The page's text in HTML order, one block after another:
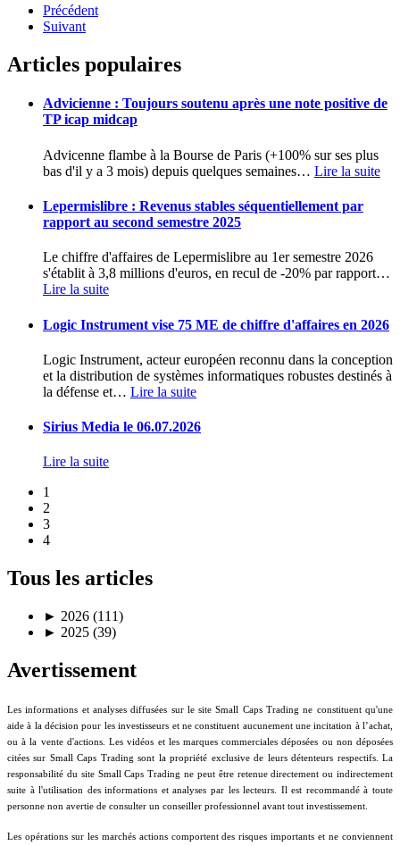
Précédent
Suivant
Articles populaires
Advicienne : Toujours soutenu après une note positive de
TP icap midcap
Advicenne flambe à la Bourse de Paris (+100% sur ses plus
bas d'il y a 3 mois) depuis quelques semaines… Lire la suite
Lepermislibre : Revenus stables séquentiellement par
rapport au second semestre 2025
Le chiffre d'affaires de Lepermislibre au 1er semestre 2026
s'établit à 3,8 millions d'euros, en recul de -20% par rapport…
Lire la suite
Logic Instrument vise 75 ME de chiffre d'affaires en 2026
Logic Instrument, acteur européen reconnu dans la conception
et la distribution de systèmes informatiques robustes destinés à
la défense et… Lire la suite
Sirius Media le 06.07.2026
Lire la suite
1
2
3
4
Tous les articles
► 2026 (111)
► 2025 (39)
Avertissement
Les informations et analyses diffusées sur le site Small Caps Trading ne constituent qu'une
aide à la décision pour les investisseurs et ne constituent aucunement une incitation à l’achat,
ou à la vente d'actions. Les vidéos et les marques commerciales déposées ou non déposées
citées sur Small Caps Trading sont la propriété exclusive de leurs détenteurs respectifs. La
responsabilité du site Small Caps Trading ne peut être retenue directement ou indirectement
suite à l'utilisation des informations et analyses par les lecteurs. Il est recommandé à toute
personne non avertie de consulter un conseiller professionnel avant tout investissement.
Les opérations sur les marchés actions comportent des risques importants et ne conviennent